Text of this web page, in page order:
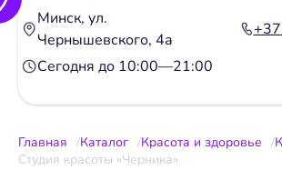
Минск, ул.
Чернышевского, 4а
Сегодня до 10:00—21:00
Главная Каталог Красота и здоровье
Студия красоты «Черника»